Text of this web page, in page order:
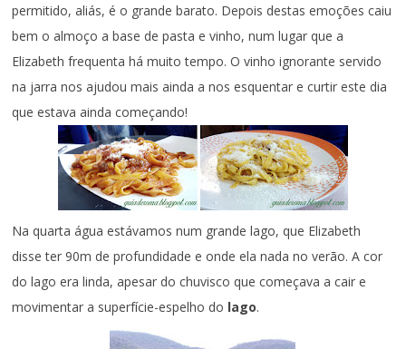
permitido, aliás, é o grande barato. Depois destas emoções caiu
bem o almoço a base de pasta e vinho, num lugar que a
Elizabeth frequenta há muito tempo. O vinho ignorante servido
na jarra nos ajudou mais ainda a nos esquentar e curtir este dia
que estava ainda começando!
Na quarta água estávamos num grande lago, que Elizabeth
disse ter 90m de profundidade e onde ela nada no verão. A cor
do lago era linda, apesar do chuvisco que começava a cair e
movimentar a superfície-espelho do lago.